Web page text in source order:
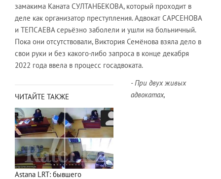
замакима Каната СУЛТАНБЕКОВА, который проходит в
деле как организатор преступления. Адвокат САРСЕНОВА
и ТЕПСАЕВА серьёзно заболели и ушли на больничный.
Пока они отсутствовали, Виктория Семёнова взяла дело в
свои руки и без какого-либо запроса в конце декабря
2022 года ввела в процесс госадвоката.
ЧИТАЙТЕ ТАКЖЕ
Astana LRT: бывшего
- При двух живых
адвокатах,